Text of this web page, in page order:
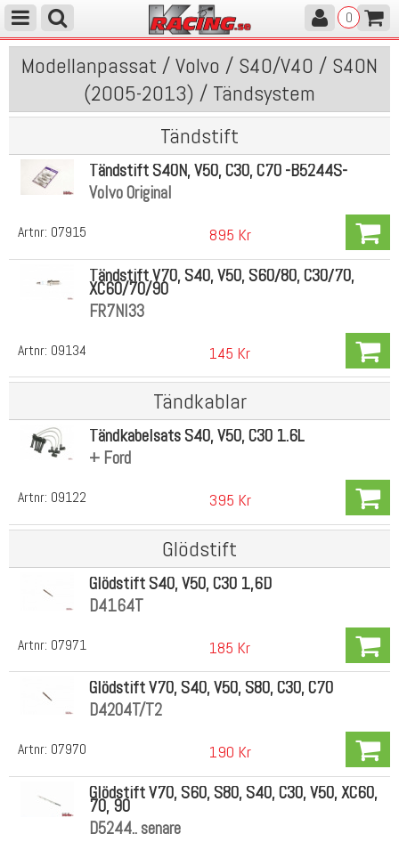
0
Modellanpassat / Volvo / S40/V40 / S40N
(2005-2013) / Tändsystem
Tändstift
Artnr: 07915
Tändstift S40N, V50, C30, C70 -B5244S-
Volvo Original
895 Kr
Artnr: 09134
Tändstift V70, S40, V50, S60/80, C30/70,
XC60/70/90
FR7NI33
145 Kr
Tändkablar
Artnr: 09122
Tändkabelsats S40, V50, C30 1.6L
+ Ford
395 Kr
Glödstift
Artnr: 07971
Glödstift S40, V50, C30 1,6D
D4164T
185 Kr
Artnr: 07970
Glödstift V70, S40, V50, S80, C30, C70
D4204T/T2
190 Kr
Glödstift V70, S60, S80, S40, C30, V50, XC60,
70, 90
D5244.. senare